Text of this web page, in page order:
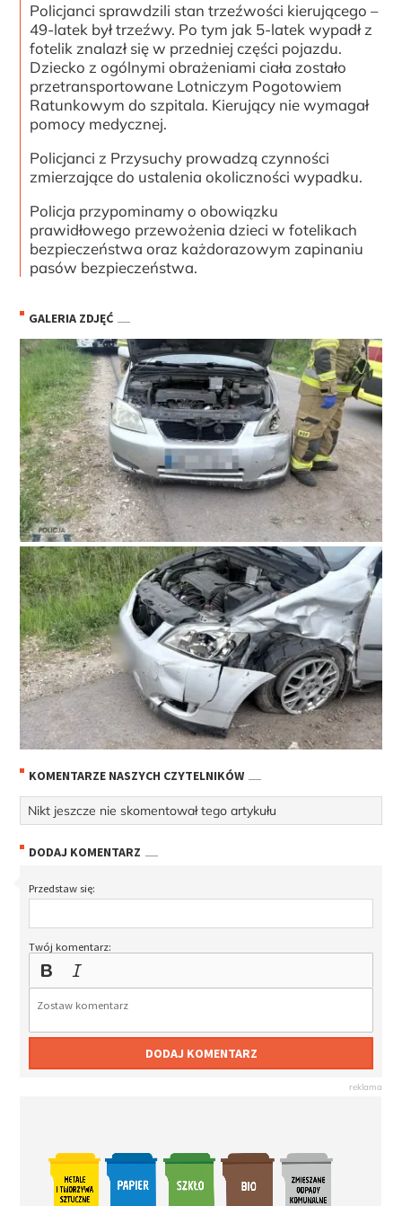
Policjanci sprawdzili stan trzeźwości kierującego –
49-latek był trzeźwy. Po tym jak 5-latek wypadł z
fotelik znalazł się w przedniej części pojazdu.
Dziecko z ogólnymi obrażeniami ciała zostało
przetransportowane Lotniczym Pogotowiem
Ratunkowym do szpitala. Kierujący nie wymagał
pomocy medycznej.
Policjanci z Przysuchy prowadzą czynności
zmierzające do ustalenia okoliczności wypadku.
Policja przypominamy o obowiązku
prawidłowego przewożenia dzieci w fotelikach
bezpieczeństwa oraz każdorazowym zapinaniu
pasów bezpieczeństwa.
GALERIA ZDJĘĆ
KOMENTARZE NASZYCH CZYTELNIKÓW
Nikt jeszcze nie skomentował tego artykułu
DODAJ KOMENTARZ
Przedstaw się:
Twój komentarz:
DODAJ KOMENTARZ